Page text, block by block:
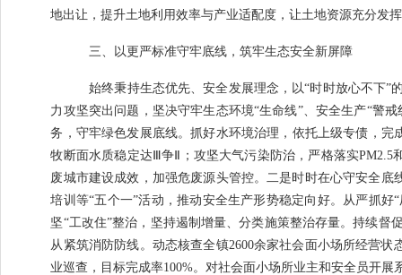
地出让，提升土地利用效率与产业适配度，让土地资源充分发
三、以更严标准守牢底线，筑牢生态安全新屏障
始终秉持生态优先、安全发展理念，以“时时放心不下”
力攻坚突出问题，坚决守牢生态环境“生命线”、安全生产“警戒
务，守牢绿色发展底线。抓好水环境治理 ， 依托上级专债，完
牧断面水质稳定达 Ⅲ争 ；攻坚大气污染防治， 严格落实PM2.5
废城市建设成效 ，加强危废源头管控。二是时时在心守安全底
培训等“五个一”活动，推动安全生产形势稳定向好。从严抓好“
坚“工改住”整治，坚持遏制增量、分类施策整治存量。持续督
从紧筑消防防线。 动态核查全镇2600余家社会面小场所经营状
业巡查，目标完成率100%。对社会面小场所业主和安全员开展